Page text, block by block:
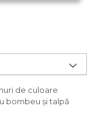
de culoare
bombeu și talpă